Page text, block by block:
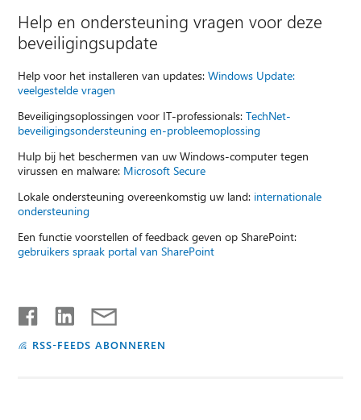
Help en ondersteuning vragen voor deze
beveiligingsupdate
Help voor het installeren van updates:Windows Update:
veelgestelde vragen
Beveiligingsoplossingen voor IT-professionals:TechNet-
beveiligingsondersteuning en-probleemoplossing
Hulp bij het beschermen van uw Windows-computer tegen
virussen en malware: Microsoft Secure
Lokale ondersteuning overeenkomstig uw land: internationale
ondersteuning
Een functie voorstellen of feedback geven op SharePoint:
gebruikers spraak portal van SharePoint
RSS-FEEDS ABONNEREN